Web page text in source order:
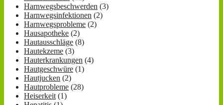
Harnwegsbeschwerden (3)
Harnwegsinfektionen (2)
Harnwegsprobleme (2)
Hausapotheke (2)
Hautausschläge (8)
Hautekzeme (3)
Hauterkrankungen (4)
Hautgeschwüre (1)
Hautjucken (2)
Hautprobleme (28)
Heiserkeit (1)